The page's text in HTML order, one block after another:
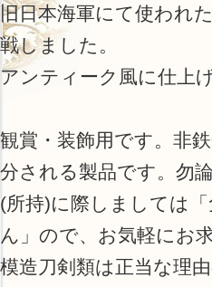
旧日本海軍にて使われ
戦しました。
アンティーク風に仕上
観賞・装飾用です。非
分される製品です。勿
(所持)に際しましては
ん」ので、お気軽にお
模造刀剣類は正当な理